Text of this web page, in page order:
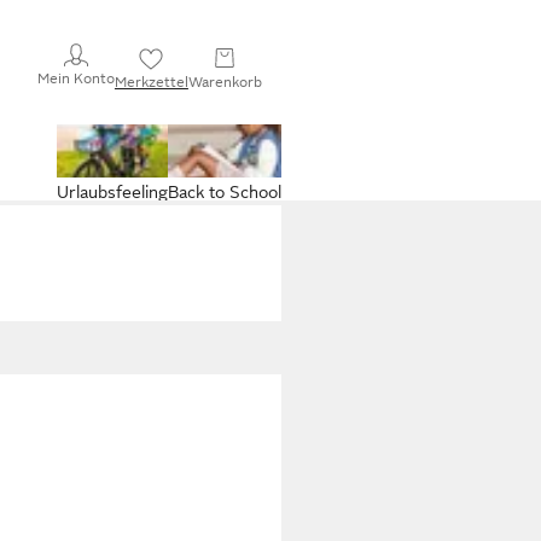
Mein KontoMerkzettelWarenkorb
Back to School
Urlaubsfeeling